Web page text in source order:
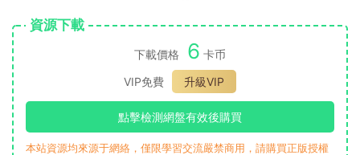
資源下載
下載價格 6 卡币
VIP免費
升級VIP
點擊檢測網盤有效後購買
本站資源均來源于網絡，僅限學習交流嚴禁商用，請購買正版授權